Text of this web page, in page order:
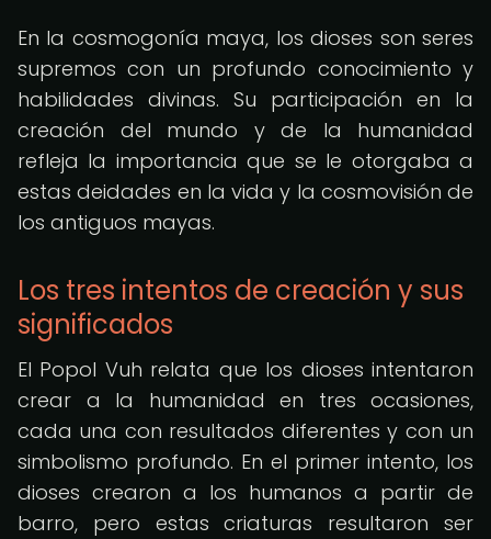
En la cosmogonía maya, los dioses son seres
supremos con un profundo conocimiento y
habilidades divinas. Su participación en la
creación del mundo y de la humanidad
refleja la importancia que se le otorgaba a
estas deidades en la vida y la cosmovisión de
los antiguos mayas.
Los tres intentos de creación y sus
significados
El Popol Vuh relata que los dioses intentaron
crear a la humanidad en tres ocasiones,
cada una con resultados diferentes y con un
simbolismo profundo. En el primer intento, los
dioses crearon a los humanos a partir de
barro, pero estas criaturas resultaron ser